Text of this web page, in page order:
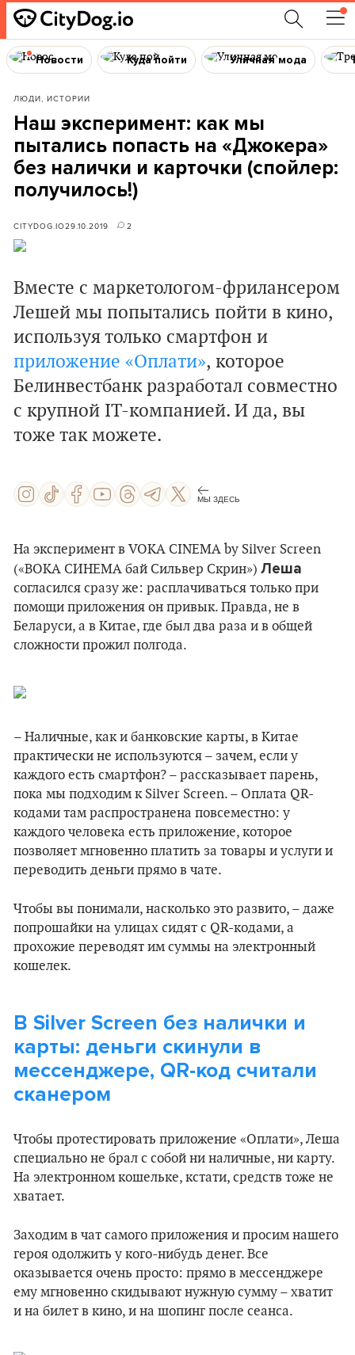
Новости Куда пойти Уличная мода
ЛЮДИ, ИСТОРИИ
Наш эксперимент: как мы
пытались попасть на «Джокера»
без налички и карточки (спойлер:
получилось!)
CITYDOG.IO29.10.2019 2
Вместе с маркетологом-фрилансером
Лешей мы попытались пойти в кино,
используя только смартфон и
приложение «Оплати», которое
Белинвестбанк разработал совместно
с крупной IT-компанией. И да, вы
тоже так можете.
МЫ ЗДЕСЬ
На эксперимент в VOKA CINEMA by Silver Screen
(«ВОКА СИНЕМА бай Сильвер Скрин») Леша
согласился сразу же: расплачиваться только при
помощи приложения он привык. Правда, не в
Беларуси, а в Китае, где был два раза и в общей
сложности прожил полгода.
– Наличные, как и банковские карты, в Китае
практически не используются – зачем, если у
каждого есть смартфон? – рассказывает парень,
пока мы подходим к Silver Screen. – Оплата QR-
кодами там распространена повсеместно: у
каждого человека есть приложение, которое
позволяет мгновенно платить за товары и услуги и
переводить деньги прямо в чате.
Чтобы вы понимали, насколько это развито, – даже
попрошайки на улицах сидят с QR-кодами, а
прохожие переводят им суммы на электронный
кошелек.
В Silver Screen без налички и
карты: деньги скинули в
мессенджере, QR-код считали
сканером
Чтобы протестировать приложение «Оплати», Леша
специально не брал с собой ни наличные, ни карту.
На электронном кошельке, кстати, средств тоже не
хватает.
Заходим в чат самого приложения и просим нашего
героя одолжить у кого-нибудь денег. Все
оказывается очень просто: прямо в мессенджере
ему мгновенно скидывают нужную сумму – хватит
и на билет в кино, и на шопинг после сеанса.